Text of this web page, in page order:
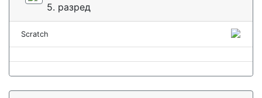
5. разред
Scratch